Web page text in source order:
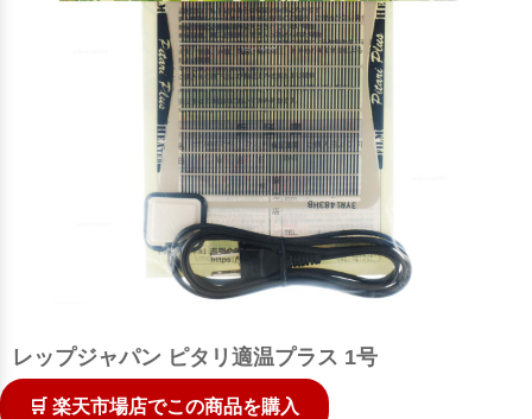
レップジャパン ピタリ適温プラス 1号
🛒 楽天市場店でこの商品を購入